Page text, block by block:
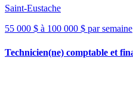
Saint-Eustache
55 000 $ à 100 000 $ par semaine
Technicien(ne) comptable et